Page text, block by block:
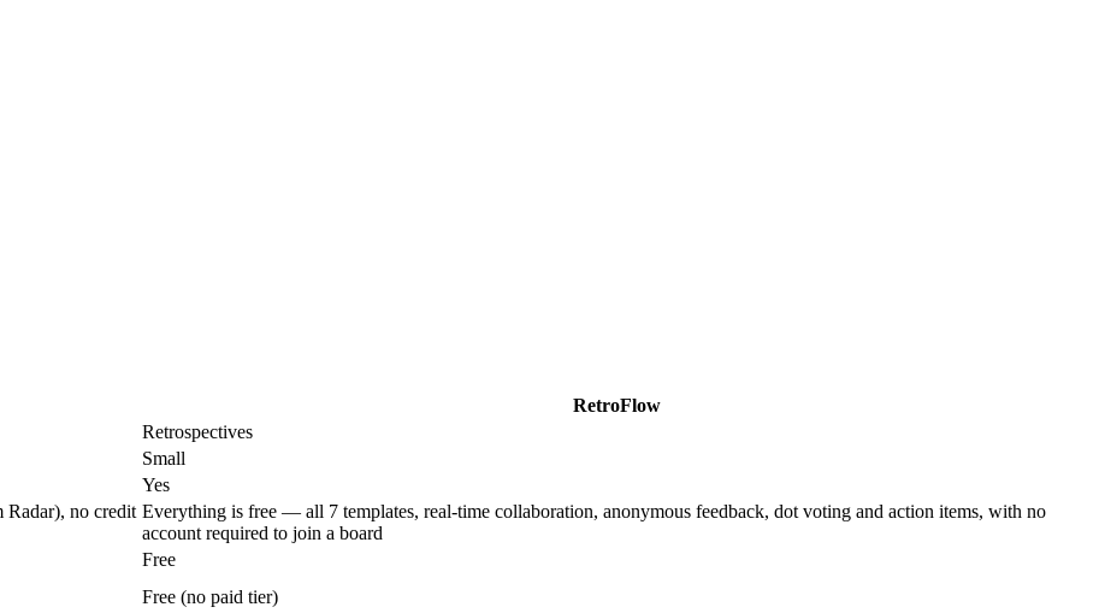
RetroFlow
Retrospectives
Small
Yes
Radar), no credit Everything is free — all 7 templates, real-time collaboration, anonymous feedback, dot voting and action items, with no
account required to join a board
Free
Free (no paid tier)